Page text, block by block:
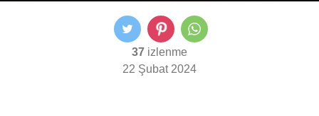
37 izlenme
22 Şubat 2024